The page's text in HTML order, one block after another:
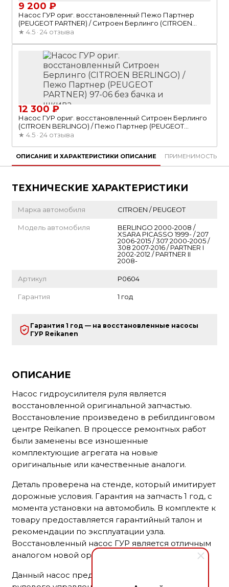
9 200 ₽
Насос ГУР ориг. восстановленный Пежо Партнер
(PEUGEOT PARTNER) / Ситроен Берлинго (CITROEN
BERLINGO) 1,9D 96-08
★ 4.5 · 24 отзыва
12 300 ₽
Насос ГУР ориг. восстановленный Ситроен Берлинго
(CITROEN BERLINGO) / Пежо Партнер (PEUGEOT
PARTNER) 97-06 без бачка и шкива
★ 4.5 · 24 отзыва
ОПИСАНИЕ И ХАРАКТЕРИСТИКИ ОПИСАНИЕ ПРИМЕНИМОСТЬ
ТЕХНИЧЕСКИЕ ХАРАКТЕРИСТИКИ
Марка автомобиля CITROEN / PEUGEOT
Модель автомобиля
BERLINGO 2000-2008 /
XSARA PICASSO 1999- / 207
2006-2015 / 307 2000-2005 /
308 2007-2016 / PARTNER I
2002-2012 / PARTNER II
2008-
Артикул P0604
Гарантия 1 год
Гарантия 1 год — на восстановленные насосы
ГУР Reikanen
ОПИСАНИЕ
Насос гидроусилителя руля является
восстановленной оригинальной запчастью.
Восстановление произведено в ребилдинговом
центре Reikanen. В процессе ремонтных работ
были заменены все изношенные
комплектующие агрегата на новые
оригинальные или качественные аналоги.
Деталь проверена на стенде, который имитирует
дорожные условия. Гарантия на запчасть 1 год, с
момента установки на автомобиль. В комплекте к
товару предоставляется гарантийный талон и
рекомендации по эксплуатации узла.
Восстановленный насос ГУР является отличным
аналогом новой оригинальной детали.
Данный насос предназначен для систем